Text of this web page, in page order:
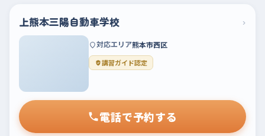
上熊本三陽自動車学校 ›
対応エリア熊本市西区
講習ガイド認定
電話で予約する